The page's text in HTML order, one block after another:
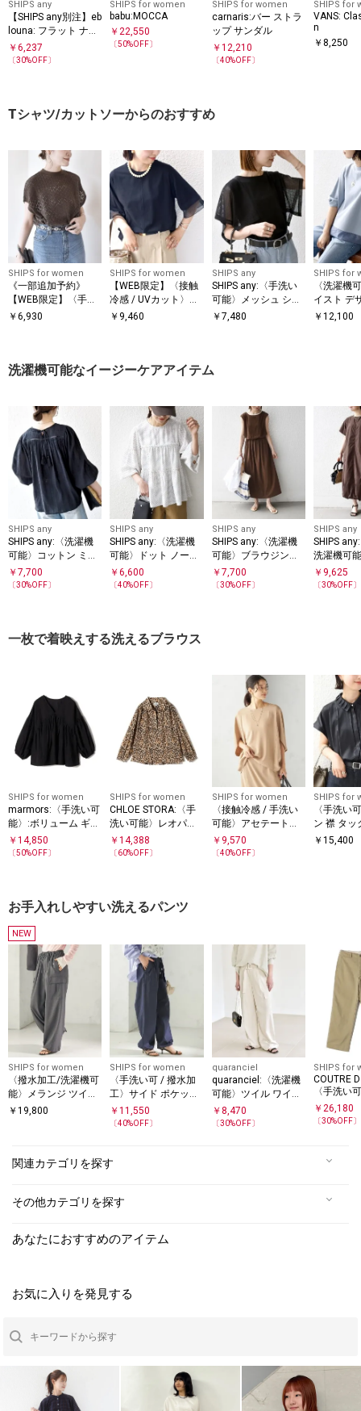
SHIPS any
【SHIPS any別注】eb
louna: フラット ナロ
ー ストラップ サンダ
ル
￥ 6,237
〔30%OFF〕
SHIPS for women
babu:MOCCA
￥22,550
〔50%OFF〕
SHIPS for women
carnaris:バー ストラ
ップ サンダル
￥ 12,210
〔40%OFF〕
SHIPS for
VANS:
n
￥8,250
Tシャツ/カットソーからのおすすめ
SHIPS for women
《一部追加予約》
【WEB限定】〈手洗
い可能〉アイレット
￥ 6,930
SHIPS for women
【WEB限定】〈接触
冷感 / UVカット〉シ
アー オーガンジー コ
￥ 9,460
SHIPS any
SHIPS any:〈手洗い
可能〉メッシュ シア
ー ハンカチ スリーブ
￥ 7,480
SHIPS for
〈洗濯機
イスト デ
ー ドッキ
￥12,100
洗濯機可能なイージーケアアイテム
SHIPS any
SHIPS any:〈洗濯機
可能〉コットン ミッ
クス ハシゴ レース
ギャザー ブラウス
￥ 7,700
〔30%OFF〕
SHIPS any
SHIPS any:〈洗濯機
可能〉ドット ノーカ
ラー ティアード フレ
ア ブラウス
￥6,600
〔40%OFF〕
SHIPS any
SHIPS any:〈洗濯機
可能〉ブラウジング
バイカラー フレンチ
スリーブ ワンピース
￥ 7,700
〔30%OFF〕
SHIPS any
SHIPS
洗濯機可
CH ドロ
ワンピー
￥ 9,625
〔30%OFF〕
一枚で着映えする洗えるブラウス
SHIPS for women
marmors:〈手洗い可
能〉:ボリューム ギャ
ザー ブラウス
￥ 14,850
〔50%OFF〕
SHIPS for women
CHLOE STORA:〈手
洗い可能〉レオパー
ド ブラウス
￥14,388
〔60%OFF〕
SHIPS for women
〈接触冷感 / 手洗い
可能〉アセテート混
バック サテン ドルマ
ン ブラウス
￥ 9,570
〔40%OFF〕
SHIPS for
〈手洗い
ン 襟 タッ
ン ブラウ
￥15,400
お手入れしやすい洗えるパンツ
NEW
SHIPS for women
〈撥水加工/洗濯機可
能〉メランジ ツイル
フィールド パンツ
￥ 19,800
SHIPS for women
〈手洗い可 / 撥水加
工〉サイド ポケット
裾 ドロスト パンツ
￥11,550
〔40%OFF〕
quaranciel
quaranciel:〈洗濯機
可能〉ツイル ワイド
イージー カーゴ パン
ツ
￥ 8,470
〔30%OFF〕
SHIPS for
COUTRE
〈手洗い
ルド チノ
ジ
￥ 26,180
〔30%OFF〕
関連カテゴリを探す
その他カテゴリを探す
あなたにおすすめのアイテム
お気に入りを発見する